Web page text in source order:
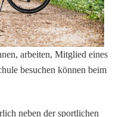
arbeiten, Mitglied eines
besuchen können beim
neben der sportlichen